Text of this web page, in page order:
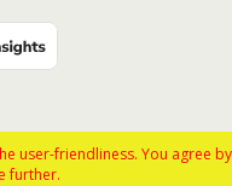
user-friendliness. You agree by
further.